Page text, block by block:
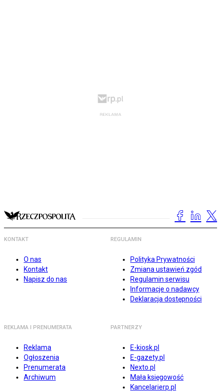
KONTAKT
O nas
Kontakt
Napisz do nas
REGULAMIN
Polityka Prywatności
Zmiana ustawień zgód
Regulamin serwisu
Informacje o nadawcy
Deklaracja dostępności
REKLAMA I PRENUMERATA
Reklama
Ogłoszenia
Prenumerata
Archiwum
PARTNERZY
E-kiosk.pl
E-gazety.pl
Nexto.pl
Mała księgowość
Kancelarierp.pl